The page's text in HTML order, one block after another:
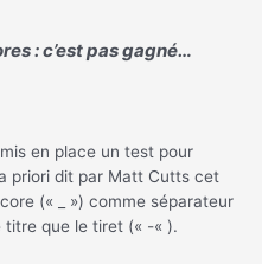
: c’est pas gagné…
en place un test pour
priori dit par Matt Cutts cet
(« _ ») comme séparateur
titre que le tiret (« -« ).